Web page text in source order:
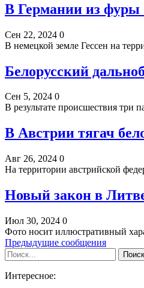
В Германии из
Сен 22, 2024 0
В немецкой земле Гессен на
Белорусский
Сен 5, 2024 0
В результате происшествия три
В Австрии тягач
Авг 26, 2024 0
На территории австрийской
Новый закон в
Июл 30, 2024 0
Фото носит иллюстративный
Предыдущие сообщения
Интересное: